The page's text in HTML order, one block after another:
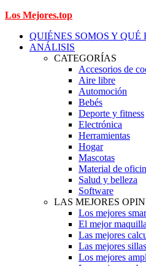
Los Mejores.top
QUIÉNES SOMOS Y QUÉ
ANÁLISIS
CATEGORÍAS
Accesorios de
Aire libre
Automoción
Bebés
Deporte y fitness
Electrónica
Herramientas
Hogar
Mascotas
Material de
Salud y belleza
Software
LAS MEJORES
Los mejores
El mejor
Las mejores
Las mejores
Los mejores